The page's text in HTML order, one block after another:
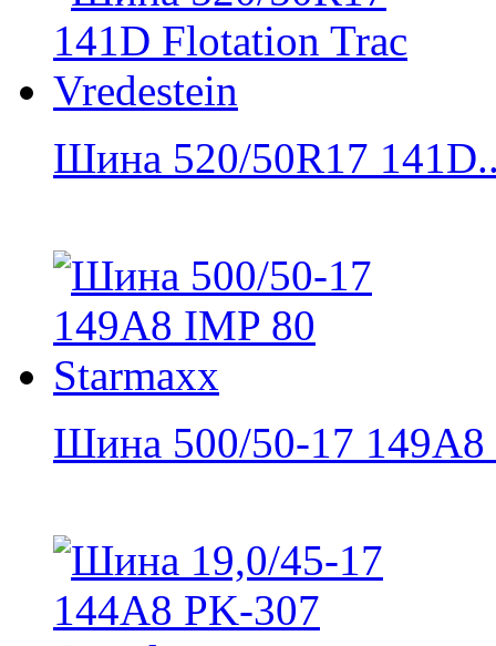
Шина 520/50R17
Шина 500/50-17 149A8